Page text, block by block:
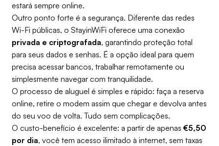
estará sempre online.
Outro ponto forte é a segurança. Diferente das redes
Wi-Fi públicas, o StayinWiFi oferece uma conexão
privada e criptografada, garantindo proteção total
para seus dados e senhas. É a opção ideal para quem
precisa acessar bancos, trabalhar remotamente ou
simplesmente navegar com tranquilidade.
O processo de aluguel é simples e rápido: faça a reserva
online, retire o modem assim que chegar e devolva antes
do seu voo de volta. Tudo sem complicações.
O custo-benefício é excelente: a partir de apenas €5,50
por dia, você tem acesso ilimitado à internet, sem taxas